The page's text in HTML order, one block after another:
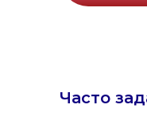
Часто